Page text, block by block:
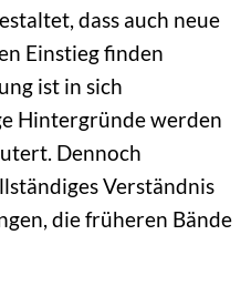
dass auch neue
Einstieg finden
ist in sich
Hintergründe werden
Dennoch
Verständnis
die früheren Bände